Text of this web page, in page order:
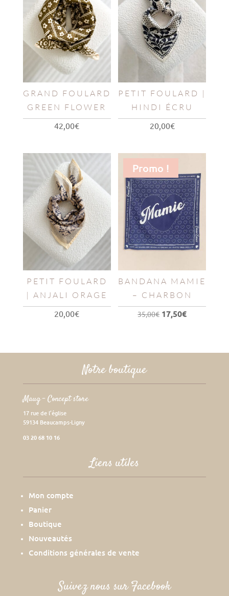
GRAND FOULARD
GREEN FLOWER
42,00€
PETIT FOULARD |
HINDI ÉCRU
20,00€
PETIT FOULARD
| ANJALI ORAGE
20,00€
Promo !
BANDANA MAMIE
– CHARBON
35,00€ Le
était :
17,50€Le
est :
Notre boutique
Maug – Concept store
17 rue de l’église
59134 Beaucamps-Ligny
03 20 68 10 16
Liens utiles
Mon compte
Panier
Boutique
Nouveautés
Conditions générales de vente
Suivez nous sur Facebook